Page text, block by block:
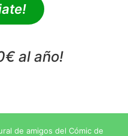
al año!
de amigos del Cómic de